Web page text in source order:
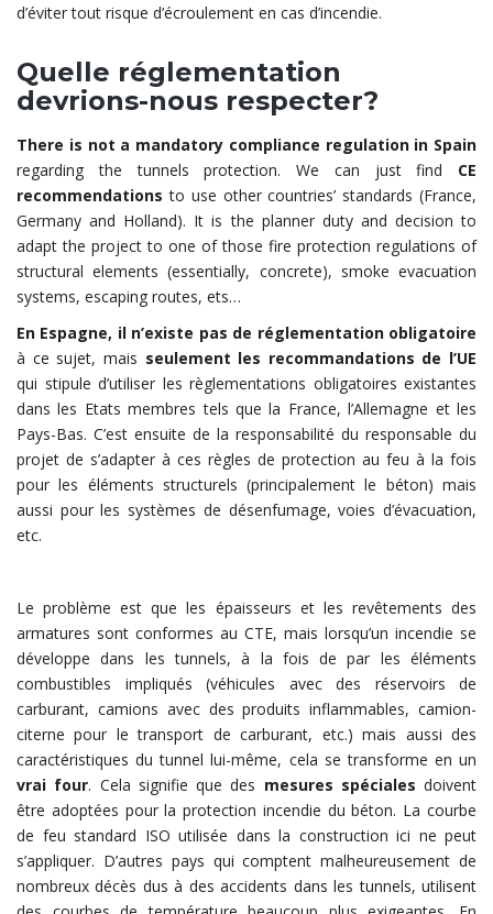
d’éviter tout risque d’écroulement en cas d’incendie.
Quelle réglementation
devrions-nous respecter?
There is not a mandatory compliance regulation in Spain
regarding the tunnels protection. We can just find CE
recommendations to use other countries’ standards (France,
Germany and Holland). It is the planner duty and decision to
adapt the project to one of those fire protection regulations of
structural elements (essentially, concrete), smoke evacuation
systems, escaping routes, ets…
En Espagne, il n’existe pas de réglementation obligatoire
à ce sujet, mais seulement les recommandations de l’UE
qui stipule d’utiliser les règlementations obligatoires existantes
dans les Etats membres tels que la France, l’Allemagne et les
Pays-Bas. C’est ensuite de la responsabilité du responsable du
projet de s’adapter à ces règles de protection au feu à la fois
pour les éléments structurels (principalement le béton) mais
aussi pour les systèmes de désenfumage, voies d’évacuation,
etc.
Le problème est que les épaisseurs et les revêtements des
armatures sont conformes au CTE, mais lorsqu’un incendie se
développe dans les tunnels, à la fois de par les éléments
combustibles impliqués (véhicules avec des réservoirs de
carburant, camions avec des produits inflammables, camion-
citerne pour le transport de carburant, etc.) mais aussi des
caractéristiques du tunnel lui-même, cela se transforme en un
vrai four. Cela signifie que des mesures spéciales doivent
être adoptées pour la protection incendie du béton. La courbe
de feu standard ISO utilisée dans la construction ici ne peut
s’appliquer. D’autres pays qui comptent malheureusement de
nombreux décès dus à des accidents dans les tunnels, utilisent